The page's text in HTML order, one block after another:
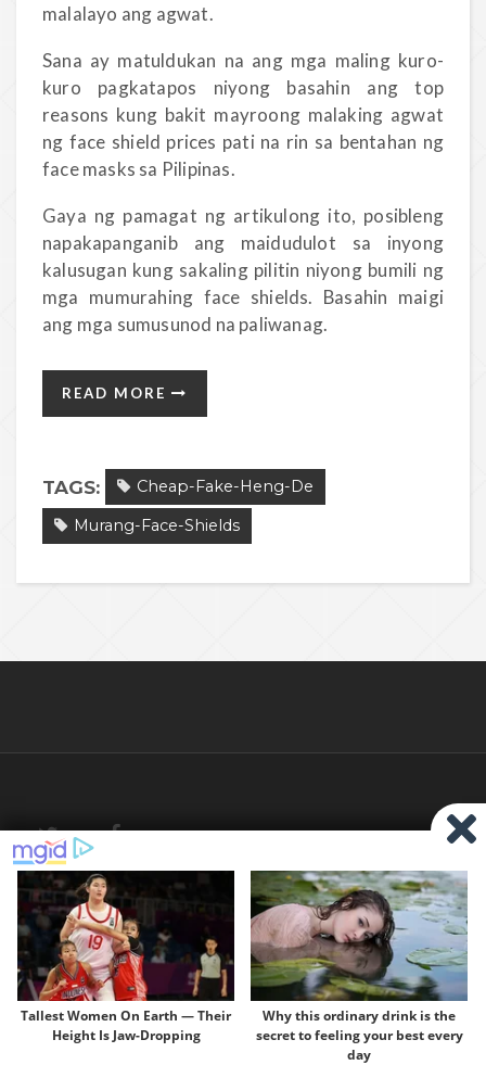
malalayo ang agwat.
Sana ay matuldukan na ang mga maling kuro-
kuro pagkatapos niyong basahin ang top
reasons kung bakit mayroong malaking agwat
ng face shield prices pati na rin sa bentahan ng
face masks sa Pilipinas.
Gaya ng pamagat ng artikulong ito, posibleng
napakapanganib ang maidudulot sa inyong
kalusugan kung sakaling pilitin niyong bumili ng
mga mumurahing face shields. Basahin maigi
ang mga sumusunod na paliwanag.
READ MORE
TAGS:
Cheap-Fake-Heng-De
Murang-Face-Shields
©2026 by PHnews.Net •About Us•Terms of Service
Contact•Help